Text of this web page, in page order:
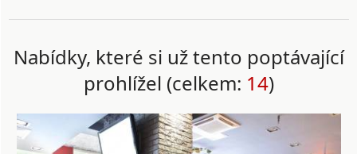
Nabídky, které si už tento poptávající
prohlížel (celkem: 14)